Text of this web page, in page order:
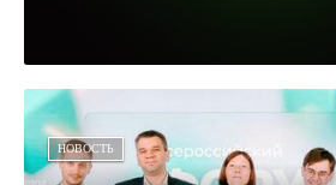
НОВОСТЬ